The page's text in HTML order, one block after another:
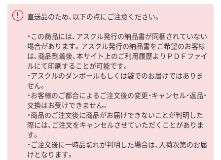
直送品のため、以下の点にご注意ください。
・この商品には、アスクル発行の納品書が同梱されていない
場合があります。アスクル発行の納品書をご希望のお客様
は、商品到着後、本サイト上のご利用履歴よりＰＤＦファイ
ルにて印刷することが可能です。
・アスクルのダンボールもしくは袋でのお届けではありま
せん。
・お客様のご都合によるご注文後の変更・キャンセル・返品・
交換はお受けできません。
・商品のご注文後に商品がお届けできないことが判明した
際には、ご注文をキャンセルさせていただくことがありま
す。
・ご注文後に一時品切れが判明した場合は、入荷次第のお届
けとなります。